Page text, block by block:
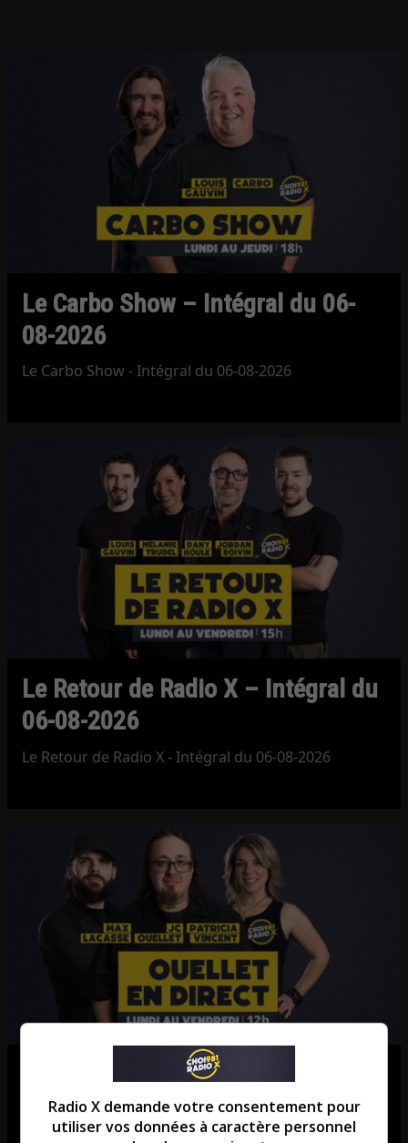
Le Carbo Show – Intégral du 06-
08-2026
Le Carbo Show - Intégral du 06-08-2026
Le Retour de Radio X – Intégral du
06-08-2026
Le Retour de Radio X - Intégral du 06-08-2026
Ouellet en direct – Intégral du 06-
08-2026
Radio X demande votre consentement pour
utiliser vos données à caractère personnel